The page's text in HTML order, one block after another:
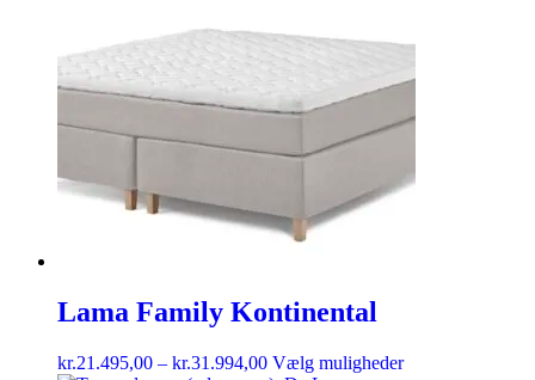
Lama Family Kontinental
kr.21.495,00 – kr.31.994,00 Vælg muligheder